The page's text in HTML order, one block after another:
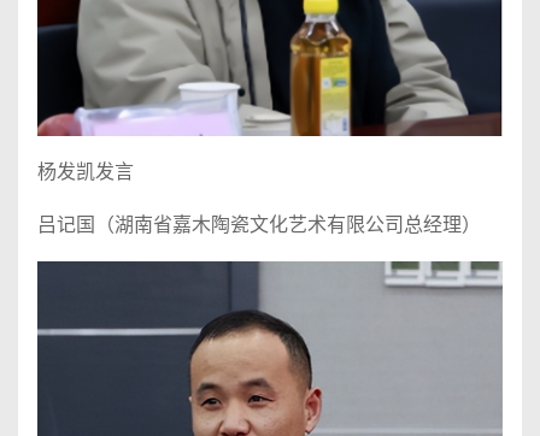
杨发凯发言
吕记国（湖南省嘉木陶瓷文化艺术有限公司总经理）